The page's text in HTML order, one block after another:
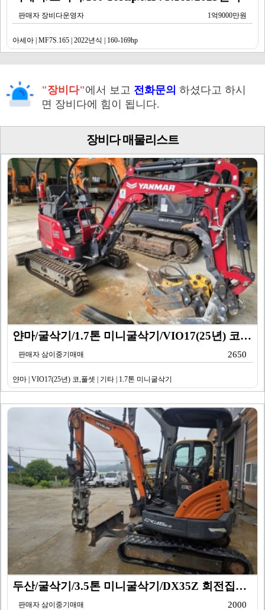
판매자 장비다운영자 1억9000만원
아세아 | MF7S.165 | 2022년식 | 160-169hp
"장비다"에서 보고 전화문의 하셨다고 하시
면 장비다에 힘이 됩니다.
장비다 매물리스트
얀마/굴삭기/1.7톤 미니굴삭기/VIO17(25년) 코…
판매자 삼이중기매매 2650
얀마 | VIO17(25년) 코,풀셋 | 기타 | 1.7톤 미니굴삭기
두산/굴삭기/3.5톤 미니굴삭기/DX35Z 회전집게/2…
판매자 삼이중기매매 2000